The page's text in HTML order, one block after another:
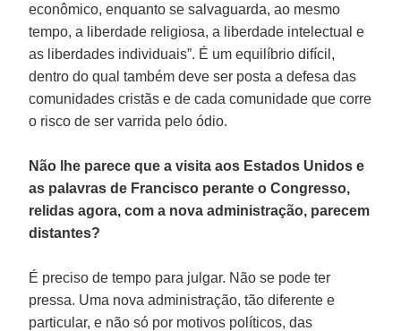
econômico, enquanto se salvaguarda, ao mesmo
tempo, a liberdade religiosa, a liberdade intelectual e
as liberdades individuais”. É um equilíbrio difícil,
dentro do qual também deve ser posta a defesa das
comunidades cristãs e de cada comunidade que corre
o risco de ser varrida pelo ódio.
Não lhe parece que a visita aos Estados Unidos e
as palavras de Francisco perante o Congresso,
relidas agora, com a nova administração, parecem
distantes?
É preciso de tempo para julgar. Não se pode ter
pressa. Uma nova administração, tão diferente e
particular, e não só por motivos políticos, das